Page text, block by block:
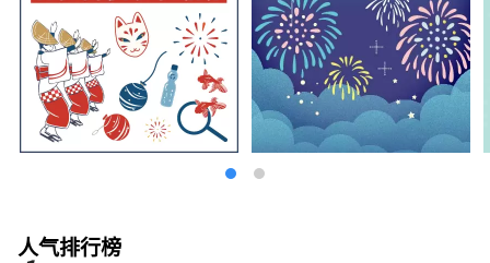
人气排行榜